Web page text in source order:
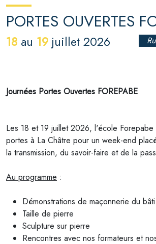
PORTES OUVERTES
18 au 19 juillet 2026
Journées Portes Ouvertes FOREPABE
Les 18 et 19 juillet 2026, l'école Forepabe
portes à La Châtre pour un week-end
la transmission, du savoir-faire et de la
Au programme :
Démonstrations de maçonnerie du
Taille de pierre
Sculpture sur pierre
Rencontres avec nos formateurs et